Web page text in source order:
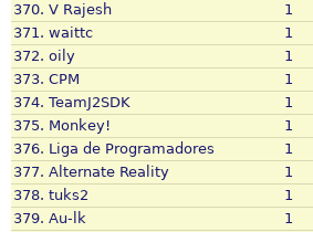
370. V Rajesh 1
371. waittc 1
372. oily 1
373. CPM 1
374. TeamJ2SDK 1
375. Monkey! 1
376. Liga de Programadores 1
377. Alternate Reality 1
378. tuks2 1
379. Au-lk 1